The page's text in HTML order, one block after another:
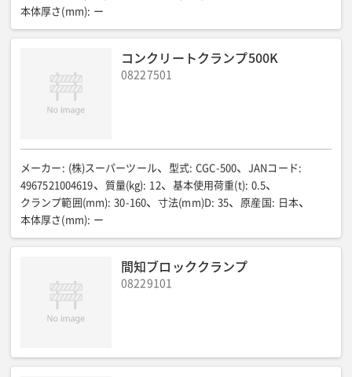
本体厚さ(mm): ー
コンクリートクランプ500K
08227501
メーカー : (株)スーパーツール 型式: CGC-500 JANコード :
4967521004619
質量(kg): 12 基本使用荷重(t): 0.5
クランプ範囲(mm): 30-160 寸法(mm)D: 35 原産国 :
日本
本体厚さ(mm): ー
間知ブロッククランプ
08229101